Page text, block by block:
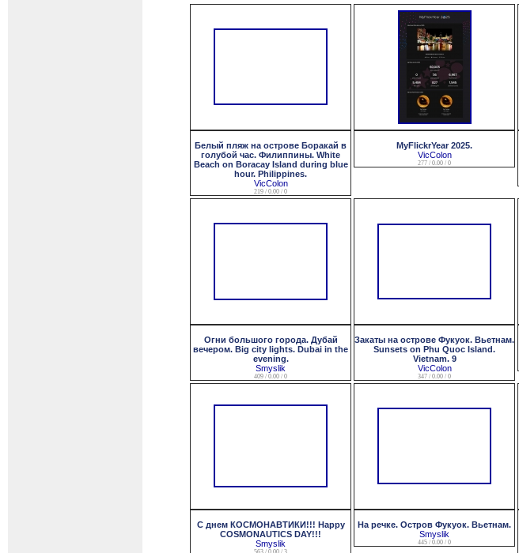
Белый пляж на острове Боракай в
голубой час. Филиппины. White
Beach on Boracay Island during blue
hour. Philippines.
VicColon
219 / 0.00 / 0
MyFlickrYear 2025.
VicColon
277 / 0.00 / 0
Огни большого города. Дубай
вечером. Big city lights. Dubai in the
evening.
Smyslik
409 / 0.00 / 0
Закаты на острове Фукуок. Вьетнам.
Sunsets on Phu Quoc Island.
Vietnam. 9
VicColon
347 / 0.00 / 0
С днем КОСМОНАВТИКИ!!! Happy
COSMONAUTICS DAY!!!
Smyslik
На речке. Остров Фукуок. Вьетнам.
Smyslik
445 / 0.00 / 0